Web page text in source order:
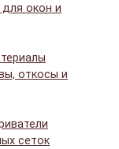
окон и
откосы и
сеток